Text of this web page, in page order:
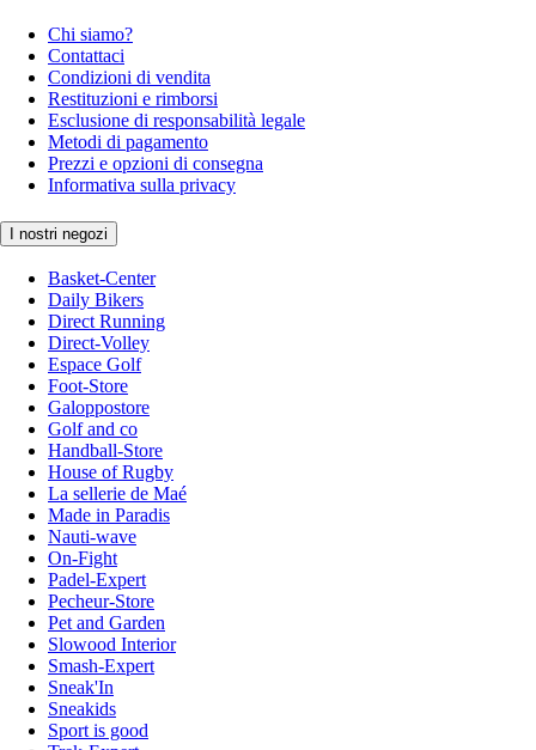
Chi siamo?
Contattaci
Condizioni di vendita
Restituzioni e rimborsi
Esclusione di responsabilità legale
Metodi di pagamento
Prezzi e opzioni di consegna
Informativa sulla privacy
I nostri negozi
Basket-Center
Daily Bikers
Direct Running
Direct-Volley
Espace Golf
Foot-Store
Galoppostore
Golf and co
Handball-Store
House of Rugby
La sellerie de Maé
Made in Paradis
Nauti-wave
On-Fight
Padel-Expert
Pecheur-Store
Pet and Garden
Slowood Interior
Smash-Expert
Sneak'In
Sneakids
Sport is good